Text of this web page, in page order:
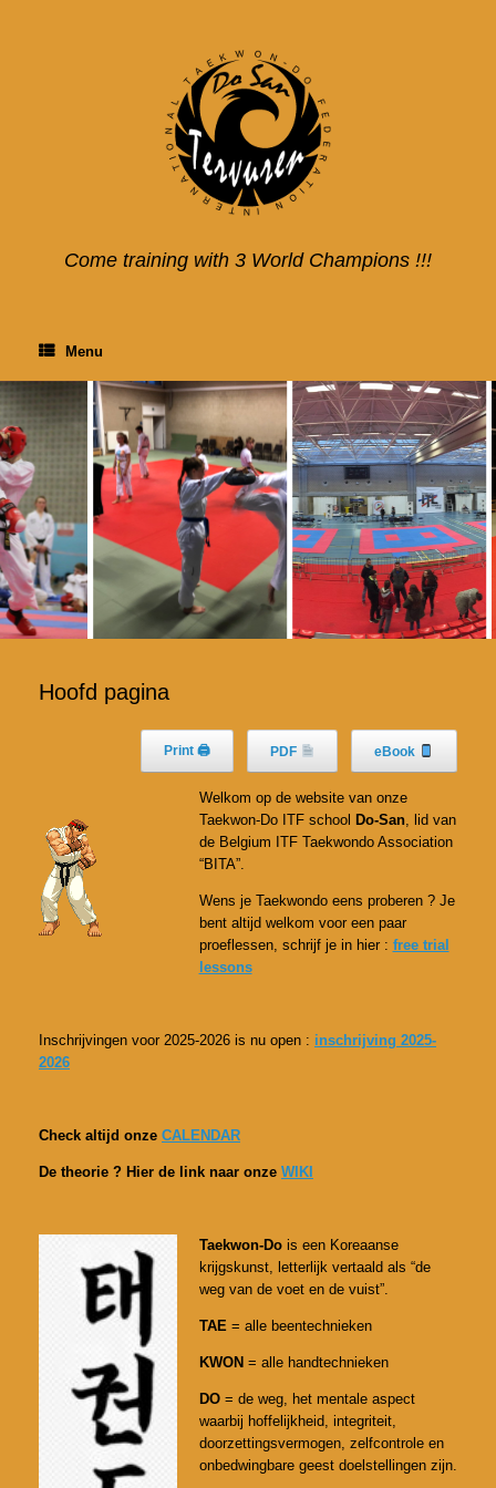
Come training with 3 World Champions !!!
Menu
Hoofd pagina
Print 🖨 PDF eBook
Welkom op de website van onze
Taekwon-Do ITF school Do-San, lid van
de Belgium ITF Taekwondo Association
“BITA”.
Wens je Taekwondo eens proberen ? Je
bent altijd welkom voor een paar
proeflessen, schrijf je in hier : free trial
lessons
Inschrijvingen voor 2025-2026 is nu open : inschrijving 2025-
2026
Check altijd onze CALENDAR
De theorie ? Hier de link naar onze WIKI
Taekwon-Dois een Koreaanse
krijgskunst, letterlijk vertaald als “de
weg van de voet en de vuist”.
TAE= alle beentechnieken
KWON = alle handtechnieken
DO= de weg, het mentale aspect
waarbij hoffelijkheid, integriteit,
doorzettingsvermogen, zelfcontrole en
onbedwingbare geest doelstellingen zijn.